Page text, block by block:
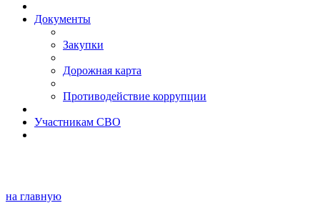
Документы
Закупки
Дорожная карта
Противодействие коррупции
Участникам СВО
на главную